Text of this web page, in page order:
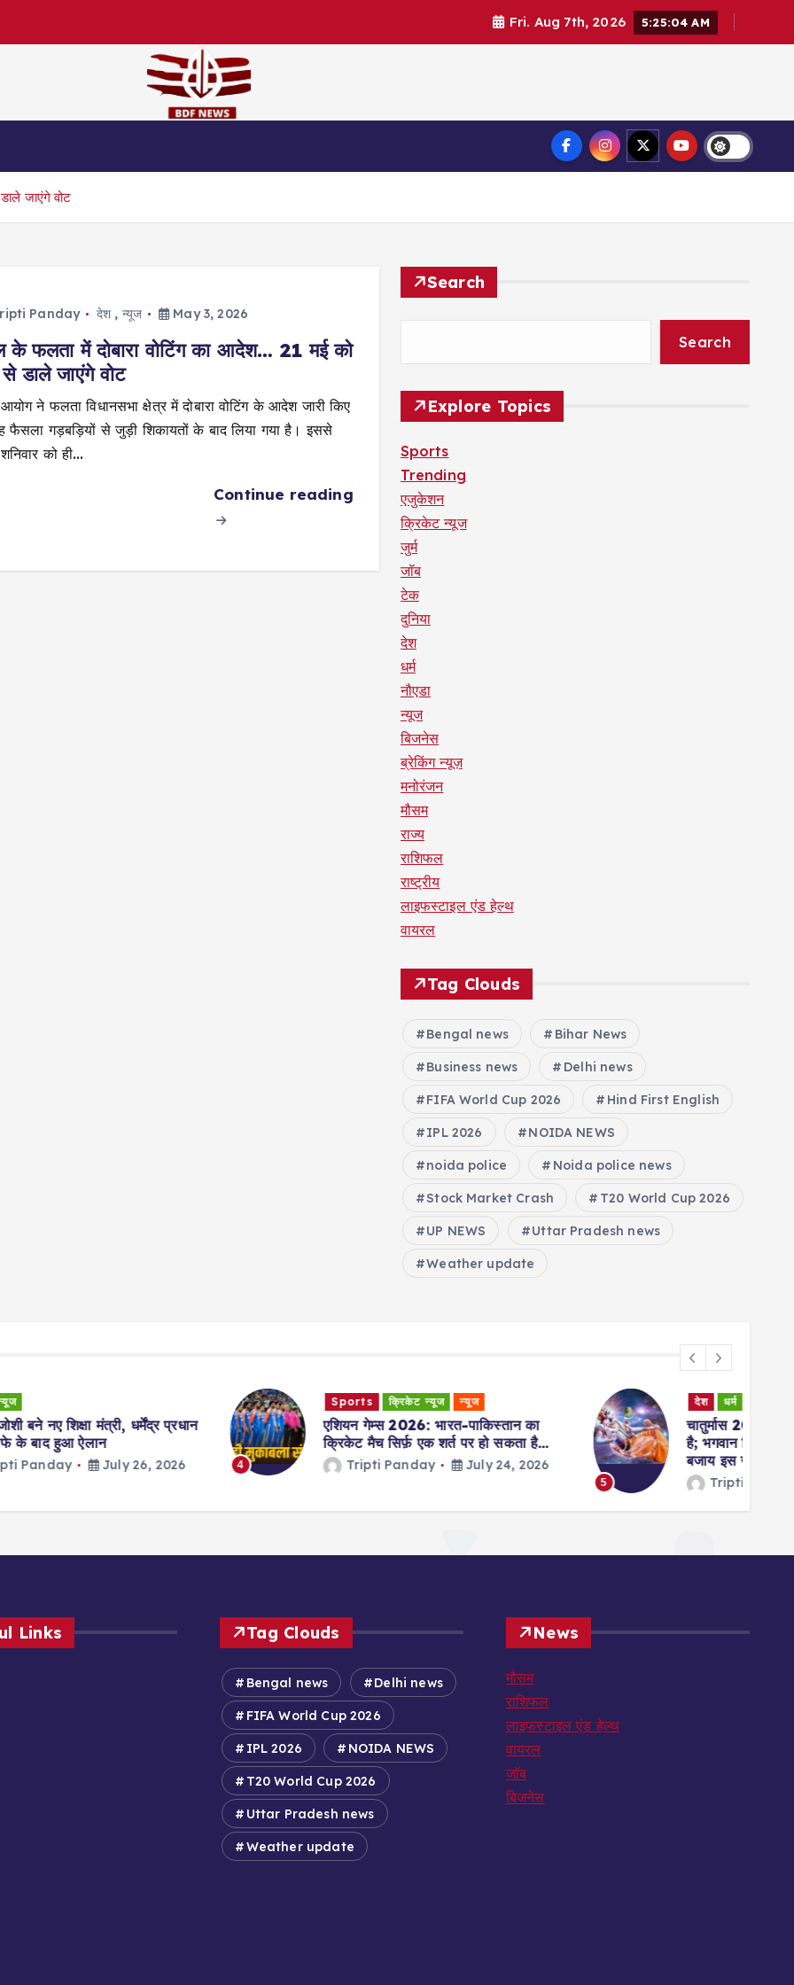
Fri. Aug 7th, 2026 5:25:05 AM
जाएंगे वोट
Panday देश , न्यूज May 3, 2026
के फलता में दोबारा वोटिंग का आदेश… 21 मई को
डाले जाएंगे वोट
ने फलता विधानसभा क्षेत्र में दोबारा वोटिंग के आदेश जारी किए
फैसला गड़बड़ियों से जुड़ी शिकायतों के बाद लिया गया है। इससे
को ही…
Continue reading
Search
Search
Explore Topics
Sports
Trending
एजुकेशन
क्रिकेट न्यूज
जुर्म
जॉब
टेक
दुनिया
देश
धर्म
नौएडा
न्यूज
बिजनेस
ब्रेकिंग न्यूज़
मनोरंजन
मौसम
राज्य
राशिफल
राष्ट्रीय
लाइफस्टाइल एंड हेल्थ
वायरल
Tag Clouds
Bengal news Bihar News
Business news Delhi news
FIFA World Cup 2026 Hind First English
IPL 2026 NOIDA NEWS
noida police Noida police news
Stock Market Crash T20 World Cup 2026
UP NEWS Uttar Pradesh news
Weather update
4
क्रिकेट न्यूज न्यूज
एशियन गेम्स 2026: भारत-पाकिस्तान का
क्रिकेट मैच सिर्फ़ एक शर्त पर हो सकता है…
Tripti Panday July 24, 2026
चातुर्मास 2026: चातुर्मास कल से शुरू हो रहा
है; भगवान विष्णु 119 दिनों तक ‘क्षीर सागर’ के
बजाय इस जगह पर रहेंगे
Tripti Panday July 24, 2026
Links Tag Clouds
Bengal news Delhi news
FIFA World Cup 2026
IPL 2026 NOIDA NEWS
T20 World Cup 2026
Uttar Pradesh news
Weather update
News
मौसम
राशिफल
लाइफस्टाइल एंड हेल्थ
वायरल
जॉब
बिजनेस